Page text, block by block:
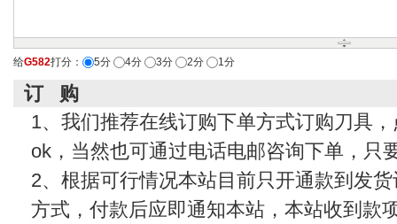
给G582打分： 5分 4分 3分 2分 1分
订 购
1、我们推荐在线订购下单方式订购刀具，
ok，当然也可通过电话电邮咨询下单，只
2、根据可行情况本站目前只开通款到发
方式，付款后应即通知本站，本站收到款